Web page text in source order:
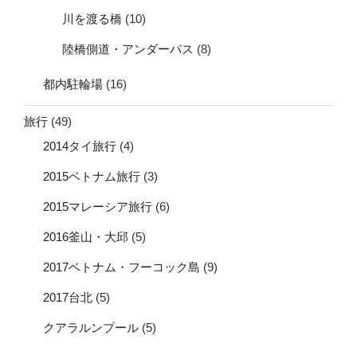
川を渡る橋 (10)
陸橋側道・アンダーパス (8)
都内駐輪場 (16)
旅行 (49)
2014タイ旅行 (4)
2015ベトナム旅行 (3)
2015マレーシア旅行 (6)
2016釜山・大邱 (5)
2017ベトナム・フーコック島 (9)
2017台北 (5)
クアラルンプール (5)